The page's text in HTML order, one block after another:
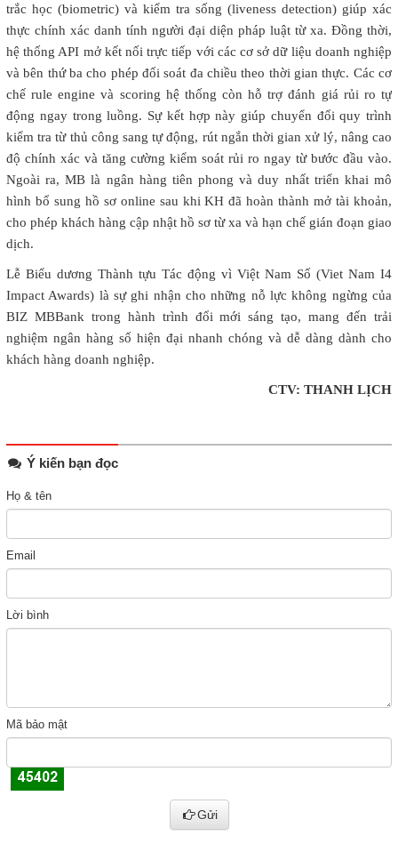
trắc học (biometric) và kiểm tra sống (liveness detection) giúp xác
thực chính xác danh tính người đại diện pháp luật từ xa. Đồng thời,
hệ thống API mở kết nối trực tiếp với các cơ sở dữ liệu doanh nghiệp
và bên thứ ba cho phép đối soát đa chiều theo thời gian thực. Các cơ
chế rule engine và scoring hệ thống còn hỗ trợ đánh giá rủi ro tự
động ngay trong luồng. Sự kết hợp này giúp chuyển đổi quy trình
kiểm tra từ thủ công sang tự động, rút ngắn thời gian xử lý, nâng cao
độ chính xác và tăng cường kiểm soát rủi ro ngay từ bước đầu vào.
Ngoài ra, MB là ngân hàng tiên phong và duy nhất triển khai mô
hình bổ sung hồ sơ online sau khi KH đã hoàn thành mở tài khoản,
cho phép khách hàng cập nhật hồ sơ từ xa và hạn chế gián đoạn giao
dịch.
Lễ Biểu dương Thành tựu Tác động vì Việt Nam Số (Viet Nam I4
Impact Awards) là sự ghi nhận cho những nỗ lực không ngừng của
BIZ MBBank trong hành trình đổi mới sáng tạo, mang đến trải
nghiệm ngân hàng số hiện đại nhanh chóng và dễ dàng dành cho
khách hàng doanh nghiệp.
CTV: THANH LỊCH
Ý kiến bạn đọc
Họ & tên
Email
Lời bình
Mã bảo mật
Gửi